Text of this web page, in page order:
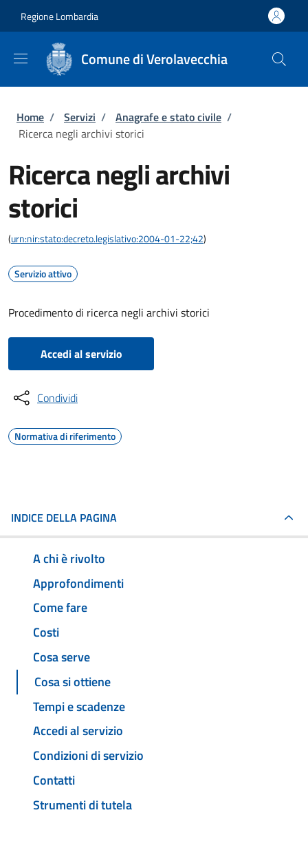
Regione Lombardia
Comune di Verolavecchia
Briciole di pane
Home / Servizi / Anagrafe e stato civile /
Ricerca negli archivi storici
Ricerca negli archivi
storici
(urn:nir:stato:decreto.legislativo:2004-01-22;42)
Servizio attivo
Procedimento di ricerca negli archivi storici
Accedi al servizio
Condividi
Normativa di riferimento
INDICE DELLA PAGINA
A chi è rivolto
Approfondimenti
Come fare
Costi
Cosa serve
Cosa si ottiene
Tempi e scadenze
Accedi al servizio
Condizioni di servizio
Contatti
Strumenti di tutela